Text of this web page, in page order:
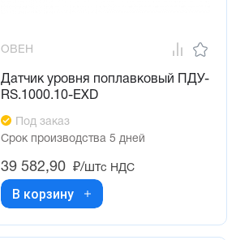
ОВЕН
Датчик уровня поплавковый ПДУ-
RS.1000.10-ЕХD
Под заказ
Срок производства 5 дней
39 582,90 ₽/штс НДС
В корзину